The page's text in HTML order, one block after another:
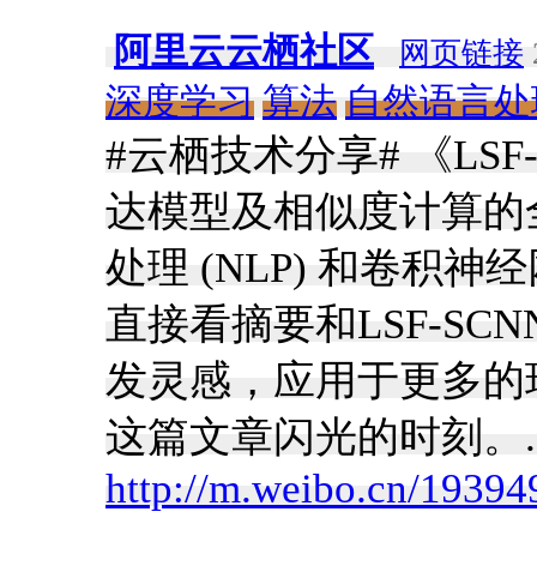
阿里云云栖社区 网页链接
深度学习 算法 自然语言
#云栖技术分享# 《
达模型及相似度计算
处理 (NLP) 和卷积神
直接看摘要和LSF-
发灵感，应用于更多
这篇文章闪光的时刻。
http://m.weibo.cn/